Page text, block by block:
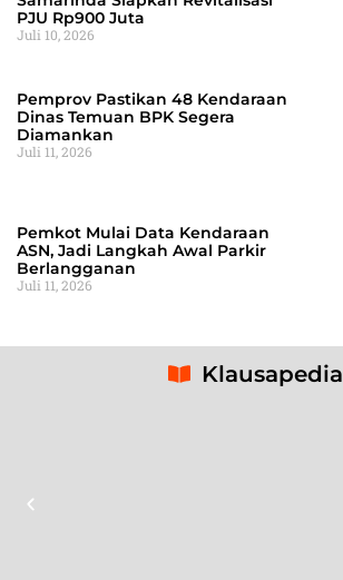
PJU Rp900 Juta
Juli 10, 2026
Pemprov Pastikan 48 Kendaraan
Dinas Temuan BPK Segera
Diamankan
Juli 11, 2026
Pemkot Mulai Data Kendaraan
ASN, Jadi Langkah Awal Parkir
Berlangganan
Juli 11, 2026
Klausapedia